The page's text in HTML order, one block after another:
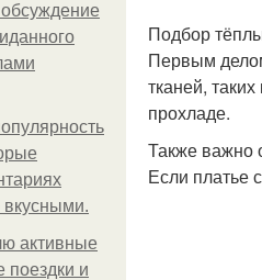
активные
поездки и
Подбор
Первым
тканей,
прохладе.
Также важно
Если платье